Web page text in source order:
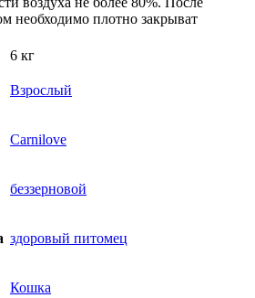
необходимо плотно закрыват
6 кг
Взрослый
Сarnilove
беззерновой
здоровый питомец
Кошка